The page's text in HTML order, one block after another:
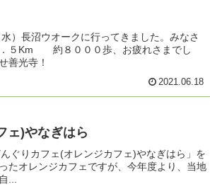
）長沼ウオークに行ってきました。みなさ
５Km 約８０００歩、お疲れさまでし
善光寺！
2021.06.18
ェ)やなぎはら
ぐりカフェ(オレンジカフェ)やなぎはら」を
たオレンジカフェですが、今年度より、当地
...